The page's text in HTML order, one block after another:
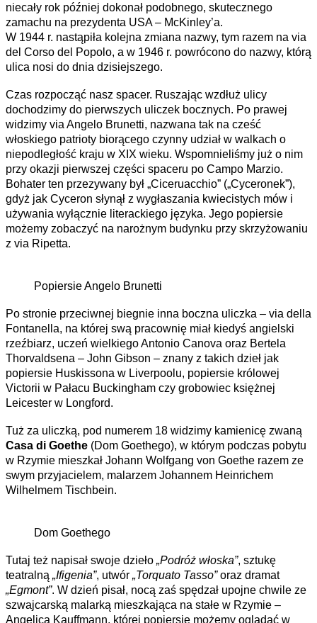
niecały rok później dokonał podobnego, skutecznego
zamachu na prezydenta USA – McKinley’a.
W 1944 r. nastąpiła kolejna zmiana nazwy, tym razem na via
del Corso del Popolo, a w 1946 r. powrócono do nazwy, którą
ulica nosi do dnia dzisiejszego.
Czas rozpocząć nasz spacer. Ruszając wzdłuż ulicy
dochodzimy do pierwszych uliczek bocznych. Po prawej
widzimy via Angelo Brunetti, nazwana tak na cześć
włoskiego patrioty biorącego czynny udział w walkach o
niepodległość kraju w XIX wieku. Wspomnieliśmy już o nim
przy okazji pierwszej części spaceru po Campo Marzio.
Bohater ten przezywany był „Ciceruacchio” („Cyceronek”),
gdyż jak Cyceron słynął z wygłaszania kwiecistych mów i
używania wyłącznie literackiego języka. Jego popiersie
możemy zobaczyć na narożnym budynku przy skrzyżowaniu
z via Ripetta.
Popiersie Angelo Brunetti
Po stronie przeciwnej biegnie inna boczna uliczka – via della
Fontanella, na której swą pracownię miał kiedyś angielski
rzeźbiarz, uczeń wielkiego Antonio Canova oraz Bertela
Thorvaldsena – John Gibson – znany z takich dzieł jak
popiersie Huskissona w Liverpoolu, popiersie królowej
Victorii w Pałacu Buckingham czy grobowiec księżnej
Leicester w Longford.
Tuż za uliczką, pod numerem 18 widzimy kamienicę zwaną
Casa di Goethe (Dom Goethego), w którym podczas pobytu
w Rzymie mieszkał Johann Wolfgang von Goethe razem ze
swym przyjacielem, malarzem Johannem Heinrichem
Wilhelmem Tischbein.
Dom Goethego
Tutaj też napisał swoje dzieło „Podróż włoska”, sztukę
teatralną „Ifigenia”, utwór „Torquato Tasso”oraz dramat
„Egmont”. W dzień pisał, nocą zaś spędzał upojne chwile ze
szwajcarską malarką mieszkająca na stałe w Rzymie –
Angelicą Kauffmann, której popiersie możemy oglądać w